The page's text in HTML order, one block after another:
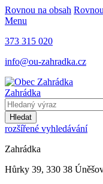
Rovnou na obsah
Menu
373 315 020
info@ou-zahradka.cz
Zahrádka
Hledat
rozšířené vyhledávání
Zahrádka
Hůrky 39, 330 38